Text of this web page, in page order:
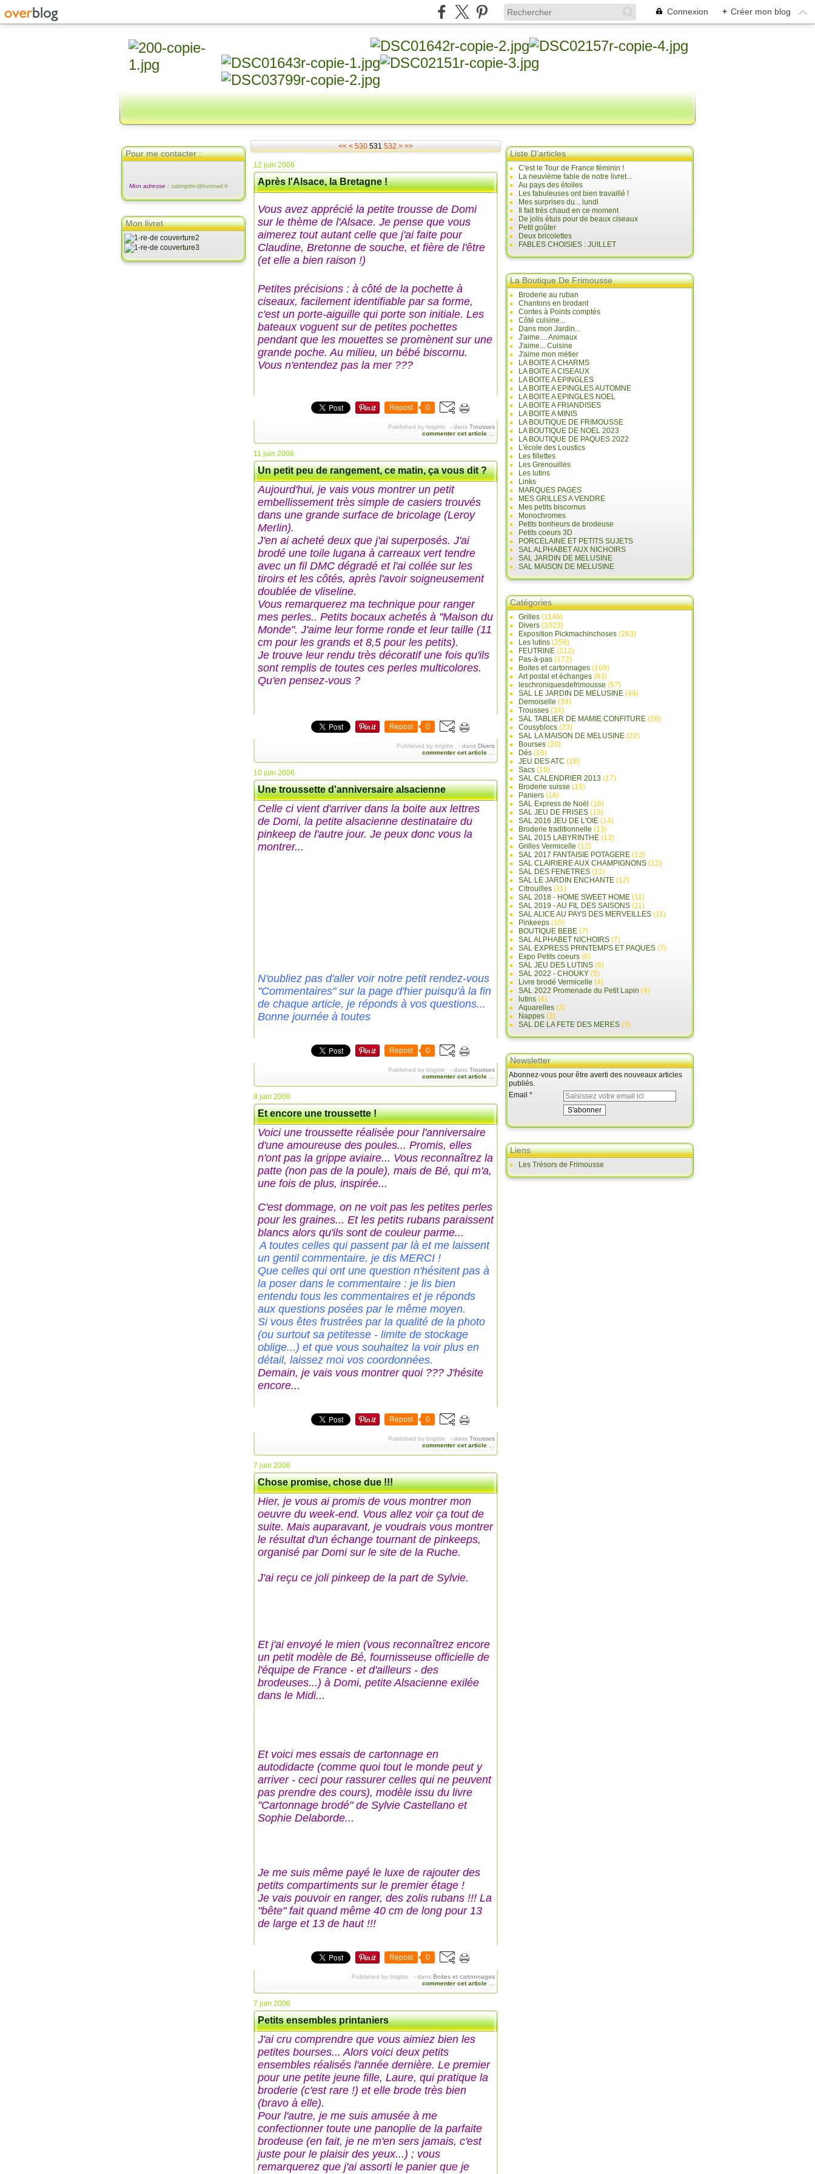
Connexion + Créer mon blog
Pour me contacter :
Mon adresse : sabrigitte@hotmail.fr
Mon livret
<< <500
510
520
530 531 532 > >>
12 juin 2006
Après l'Alsace, la Bretagne !
Vous avez apprécié la petite trousse de Domi
sur le thème de l'Alsace. Je pense que vous
aimerez tout autant celle que j'ai faite pour
Claudine, Bretonne de souche, et fière de l'être
(et elle a bien raison !)
Petites précisions : à côté de la pochette à
ciseaux, facilement identifiable par sa forme,
c'est un porte-aiguille qui porte son initiale. Les
bateaux voguent sur de petites pochettes
pendant que les mouettes se promènent sur une
grande poche. Au milieu, un bébé biscornu.
Vous n'entendez pas la mer ???
Repost 0
Published by brigitte - dans Trousses
commenter cet article
11 juin 2006
Un petit peu de rangement, ce matin, ça vous dit ?
Aujourd'hui, je vais vous montrer un petit
embellissement très simple de casiers trouvés
dans une grande surface de bricolage (Leroy
Merlin).
J'en ai acheté deux que j'ai superposés. J'ai
brodé une toile lugana à carreaux vert tendre
avec un fil DMC dégradé et l'ai collée sur les
tiroirs et les côtés, après l'avoir soigneusement
doublée de vliseline.
Vous remarquerez ma technique pour ranger
mes perles.. Petits bocaux achetés à "Maison du
Monde". J'aime leur forme ronde et leur taille (11
cm pour les grands et 8,5 pour les petits).
Je trouve leur rendu très décoratif une fois qu'ils
sont remplis de toutes ces perles multicolores.
Qu'en pensez-vous ?
Repost 0
Published by brigitte - dans Divers
commenter cet article
10 juin 2006
Une troussette d'anniversaire alsacienne
Celle ci vient d'arriver dans la boite aux lettres
de Domi, la petite alsacienne destinataire du
pinkeep de l'autre jour. Je peux donc vous la
montrer...
N'oubliez pas d'aller voir notre petit rendez-vous
"Commentaires" sur la page d'hier puisqu'à la fin
de chaque article, je réponds à vos questions...
Bonne journée à toutes
Repost 0
Published by brigitte - dans Trousses
commenter cet article
8 juin 2006
Et encore une troussette !
Voici une troussette réalisée pour l'anniversaire
d'une amoureuse des poules... Promis, elles
n'ont pas la grippe aviaire... Vous reconnaîtrez la
patte (non pas de la poule), mais de Bé, qui m'a,
une fois de plus, inspirée...
C'est dommage, on ne voit pas les petites perles
pour les graines... Et les petits rubans paraissent
blancs alors qu'ils sont de couleur parme...
A toutes celles qui passent par là et me laissent
un gentil commentaire, je dis MERCI !
Que celles qui ont une question n'hésitent pas à
la poser dans le commentaire : je lis bien
entendu tous les commentaires et je réponds
aux questions posées par le même moyen.
Si vous êtes frustrées par la qualité de la photo
(ou surtout sa petitesse - limite de stockage
oblige...) et que vous souhaitez la voir plus en
détail, laissez moi vos coordonnées.
Demain, je vais vous montrer quoi ??? J'hésite
encore...
Repost 0
Published by brigitte - dans Trousses
commenter cet article
7 juin 2006
Chose promise, chose due !!!
Hier, je vous ai promis de vous montrer mon
oeuvre du week-end. Vous allez voir ça tout de
suite. Mais auparavant, je voudrais vous montrer
le résultat d'un échange tournant de pinkeeps,
organisé par Domi sur le site de la Ruche.
J'ai reçu ce joli pinkeep de la part de Sylvie.
Et j'ai envoyé le mien (vous reconnaîtrez encore
un petit modèle de Bé, fournisseuse officielle de
l'équipe de France - et d'ailleurs - des
brodeuses...) à Domi, petite Alsacienne exilée
dans le Midi...
Et voici mes essais de cartonnage en
autodidacte (comme quoi tout le monde peut y
arriver - ceci pour rassurer celles qui ne peuvent
pas prendre des cours), modèle issu du livre
"Cartonnage brodé" de Sylvie Castellano et
Sophie Delaborde...
Je me suis même payé le luxe de rajouter des
petits compartiments sur le premier étage !
Je vais pouvoir en ranger, des zolis rubans !!! La
"bête" fait quand même 40 cm de long pour 13
de large et 13 de haut !!!
Repost 0
Published by brigitte - dans Boites et cartonnages
commenter cet article
7 juin 2006
Petits ensembles printaniers
J'ai cru comprendre que vous aimiez bien les
petites bourses... Alors voici deux petits
ensembles réalisés l'année dernière. Le premier
pour une petite jeune fille, Laure, qui pratique la
broderie (c'est rare !) et elle brode très bien
(bravo à elle).
Pour l'autre, je me suis amusée à me
confectionner toute une panoplie de la parfaite
brodeuse (en fait, je ne m'en sers jamais, c'est
juste pour le plaisir des yeux...) ; vous
remarquerez que j'ai assorti le panier que je
Liste D'articles
C'est le Tour de France féminin !
La neuvième fable de notre livret...
Au pays des étoiles
Les fabuleuses ont bien travaillé !
Mes surprises du... lundi
Il fait très chaud en ce moment
De jolis étuis pour de beaux ciseaux
Petit goûter
Deux bricolettes
FABLES CHOISIES : JUILLET
La Boutique De Frimousse
Broderie au ruban
Chantons en brodant
Contes à Points comptés
Côté cuisine...
Dans mon Jardin...
J'aime.... Animaux
J'aime... Cuisine
J'aime mon métier
LA BOITE A CHARMS
LA BOITE A CISEAUX
LA BOITE A EPINGLES
LA BOITE A EPINGLES AUTOMNE
LA BOITE A EPINGLES NOEL
LA BOITE A FRIANDISES
LA BOITE A MINIS
LA BOUTIQUE DE FRIMOUSSE
LA BOUTIQUE DE NOEL 2023
LA BOUTIQUE DE PAQUES 2022
L'école des Loustics
Les fillettes
Les Grenouilles
Les lutins
Links
MARQUES PAGES
MES GRILLES A VENDRE
Mes petits biscornus
Monochromes
Petits bonheurs de brodeuse
Petits coeurs 3D
PORCELAINE ET PETITS SUJETS
SAL ALPHABET AUX NICHOIRS
SAL JARDIN DE MELUSINE
SAL MAISON DE MELUSINE
Catégories
Grilles (1146)
Divers (1023)
Exposition Pickmachinchoses (263)
Les lutins (259)
FEUTRINE (212)
Pas-à-pas (172)
Boites et cartonnages (169)
Art postal et échanges (63)
leschroniquesdefrimousse (57)
SAL LE JARDIN DE MELUSINE (44)
Demoiselle (34)
Trousses (34)
SAL TABLIER DE MAMIE CONFITURE (28)
Cousyblocs (23)
SAL LA MAISON DE MELUSINE (22)
Bourses (20)
Dés (18)
JEU DES ATC (18)
Sacs (18)
SAL CALENDRIER 2013 (17)
Broderie suisse (16)
Paniers (16)
SAL Express de Noël (16)
SAL JEU DE FRISES (15)
SAL 2016 JEU DE L'OIE (14)
Broderie traditionnelle (13)
SAL 2015 LABYRINTHE (13)
Grilles Vermicelle (12)
SAL 2017 FANTAISIE POTAGERE (12)
SAL CLAIRIERE AUX CHAMPIGNONS (12)
SAL DES FENETRES (12)
SAL LE JARDIN ENCHANTE (12)
Citrouilles (11)
SAL 2018 - HOME SWEET HOME (11)
SAL 2019 - AU FIL DES SAISONS (11)
SAL ALICE AU PAYS DES MERVEILLES (11)
Pinkeeps (10)
BOUTIQUE BEBE (7)
SAL ALPHABET NICHOIRS (7)
SAL EXPRESS PRINTEMPS ET PAQUES (7)
Expo Petits coeurs (6)
SAL JEU DES LUTINS (6)
SAL 2022 - CHOUKY (5)
Livre brodé Vermicelle (4)
SAL 2022 Promenade du Petit Lapin (4)
lutins (4)
Aquarelles (3)
Nappes (3)
SAL DE LA FETE DES MERES (3)
Newsletter
Abonnez-vous pour être averti des nouveaux articles
publiés.
Email
Liens
Les Trésors de Frimousse